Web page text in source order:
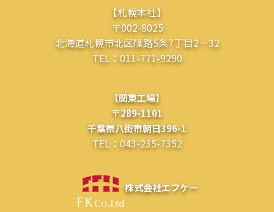
【札幌本社】
〒002-8025
北海道札幌市北区篠路5条7丁目2－32
TEL：011-771-9290
【関東工場】
〒289-1101
千葉県八街市朝日396-1
TEL：043-235-7352
株式会社エフケー